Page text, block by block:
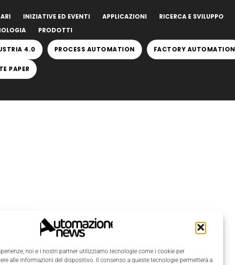
noi e i nostri partner utilizziamo tecnologie come i cookie per
alle informazioni del dispositivo. Il consenso a queste tecnologie permetterà a
INIZIATIVE ED EVENTI APPLICAZIONI
RICERCA E SVILUPPO
PRODOTTI
4.0 PROCESS AUTOMATION FACTORY AUTOMATION
PAPER